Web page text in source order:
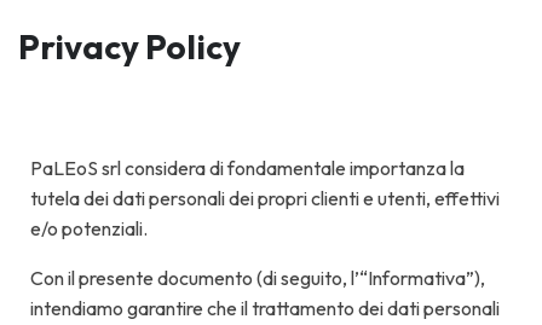
Privacy Policy
PaLEoS srl considera di fondamentale importanza la
tutela dei dati personali dei propri clienti e utenti, effettivi
e/o potenziali.
Con il presente documento (di seguito, l’“Informativa”),
intendiamo garantire che il trattamento dei dati personali